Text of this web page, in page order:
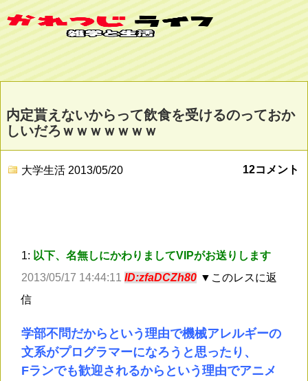
内定貰えないからって飲食を受けるのっておか
しいだろｗｗｗｗｗｗｗ
大学生活 2013/05/20 12コメント
1: 以下、名無しにかわりましてVIPがお送りします
2013/05/17 14:44:11 ID:zfaDCZh80 ▼このレスに返
信
学部不問だからという理由で機械アレルギーの
文系がプログラマーになろうと思ったり、
Fランでも歓迎されるからという理由でアニメ